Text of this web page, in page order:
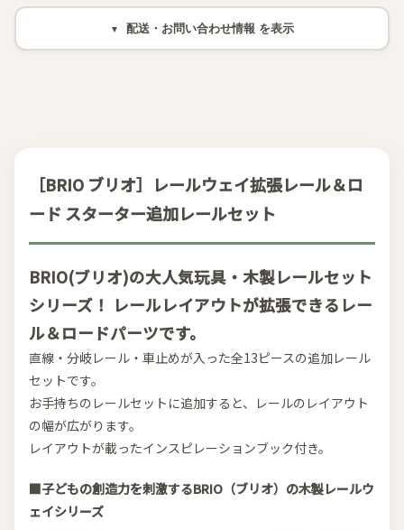
配送・お問い合わせ情報
［BRIO ブリオ］レールウェイ拡張レール＆ロ
ード スターター追加レールセット
BRIO(ブリオ)の大人気玩具・木製レールセット
シリーズ！ レールレイアウトが拡張できるレー
ル＆ロードパーツです。
直線・分岐レール・車止めが入った全13ピースの追加レール
セットです。
お手持ちのレールセットに追加すると、レールのレイアウト
の幅が広がります。
レイアウトが載ったインスピレーションブック付き。
■子どもの創造力を刺激するBRIO（ブリオ）の木製レールウ
ェイシリーズ